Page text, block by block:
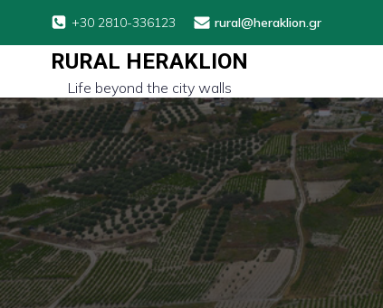
+30 2810-336123 rural@heraklion.gr
RURAL HERAKLION
Life beyond the city walls